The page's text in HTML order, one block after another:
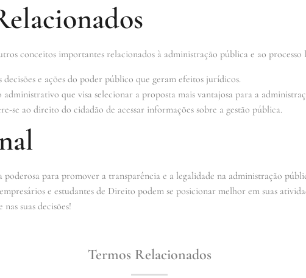
conceitos importantes relacionados à administração pública e ao
decisões e ações do poder público que geram efeitos jurídicos.
que visa selecionar a proposta mais vantajosa para a
se ao direito do cidadão de acessar informações sobre a gestão pública.
para promover a transparência e a legalidade na administração
e estudantes de Direito podem se posicionar melhor em suas
suas decisões!
Termos Relacionados